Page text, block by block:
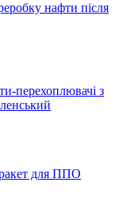
нафти після
перехоплювачі з
для ППО